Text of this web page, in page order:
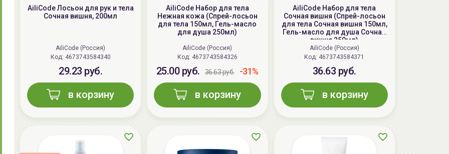
AiliCode Лосьон для рук и тела
Сочная вишня, 200мл
AiliCode (Россия)
Код: 4673743584340
29.23 руб.
в корзину
AiliCode Набор для тела
Нежная кожа (Спрей-лосьон
для тела 150мл, Гель-масло
для душа 250мл)
AiliCode (Россия)
Код: 4673743584326
25.00 руб. 36.63 руб. -31%
в корзину
AiliCode Набор для тела
Сочная вишня (Спрей-лосьон
для тела Сочная вишня 150мл,
Гель-масло для душа Сочная
вишня 250мл)
AiliCode (Россия)
Код: 4673743584371
36.63 руб.
в корзину